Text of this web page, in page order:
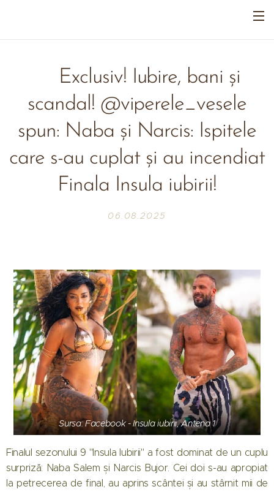
🔥Exclusiv! Iubire, bani și
scandal! @viperele_vesele
spun: Naba și Narcis: Ispitele
care s-au cuplat și au incendiat
Finala Insula iubirii!
06.08.2025
Sursa: Facebook - Insula iubirii, Antena 1
Finalul sezonului 9 "Insula Iubirii" a fost dominat de un cuplu
surpriză: Naba Salem și Narcis Bujor. Cei doi s-au apropiat
la petrecerea de final, au aprins scântei și au stârnit mii de